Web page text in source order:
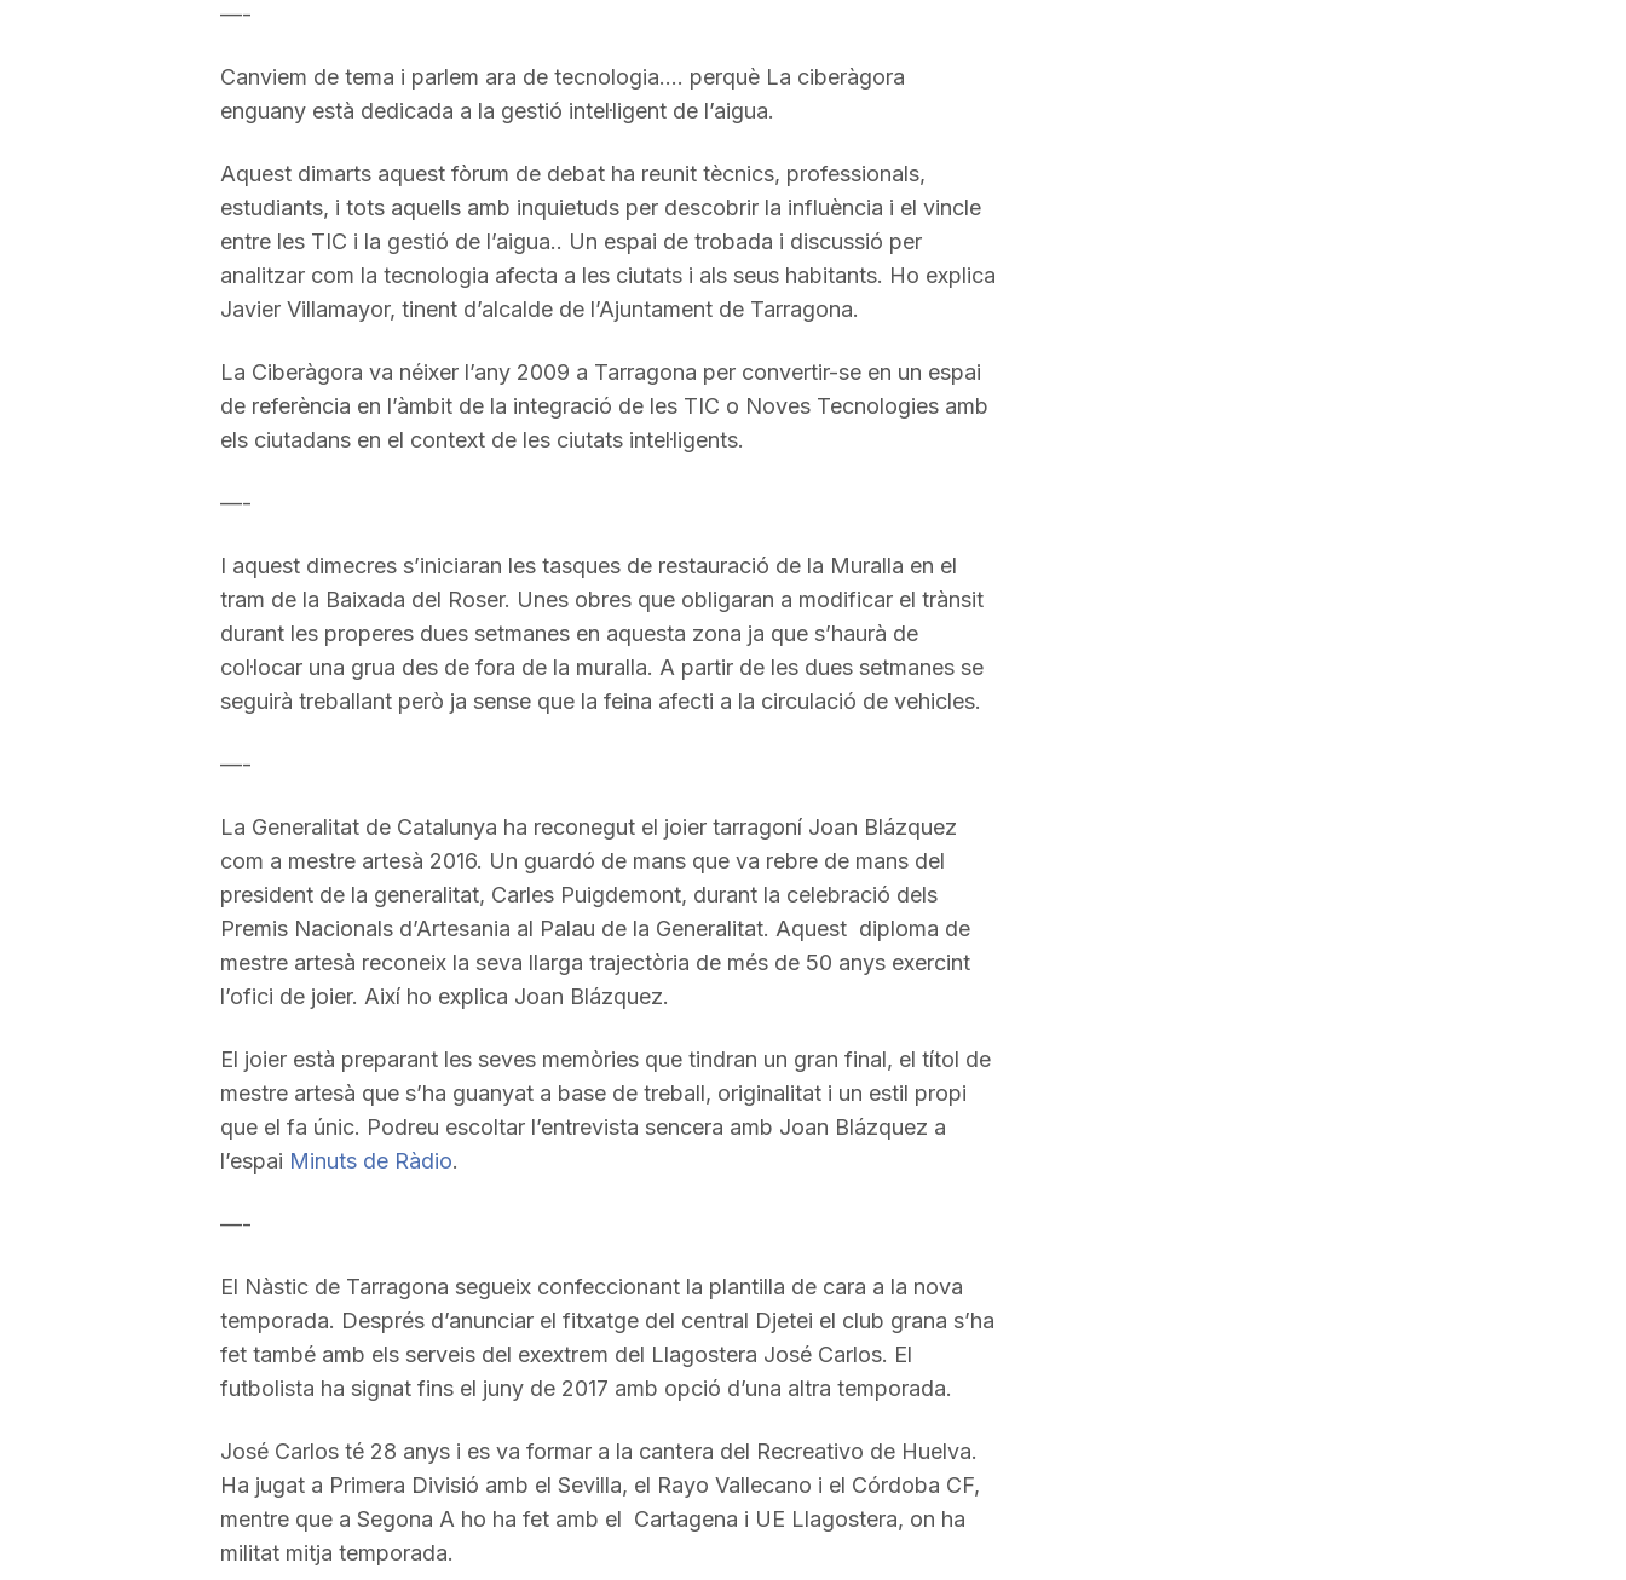
—-
Canviem de tema i parlem ara de tecnologia…. perquè La ciberàgora
enguany està dedicada a la gestió intel·ligent de l’aigua.
Aquest dimarts aquest fòrum de debat ha reunit tècnics, professionals,
estudiants, i tots aquells amb inquietuds per descobrir la influència i el vincle
entre les TIC i la gestió de l’aigua.. Un espai de trobada i discussió per
analitzar com la tecnologia afecta a les ciutats i als seus habitants. Ho explica
Javier Villamayor, tinent d’alcalde de l’Ajuntament de Tarragona.
La Ciberàgora va néixer l’any 2009 a Tarragona per convertir-se en un espai
de referència en l’àmbit de la integració de les TIC o Noves Tecnologies amb
els ciutadans en el context de les ciutats intel·ligents.
—-
I aquest dimecres s’iniciaran les tasques de restauració de la Muralla en el
tram de la Baixada del Roser. Unes obres que obligaran a modificar el trànsit
durant les properes dues setmanes en aquesta zona ja que s’haurà de
col·locar una grua des de fora de la muralla. A partir de les dues setmanes se
seguirà treballant però ja sense que la feina afecti a la circulació de vehicles.
—-
La Generalitat de Catalunya ha reconegut el joier tarragoní Joan Blázquez
com a mestre artesà 2016. Un guardó de mans que va rebre de mans del
president de la generalitat, Carles Puigdemont, durant la celebració dels
Premis Nacionals d’Artesania al Palau de la Generalitat. Aquest diploma de
mestre artesà reconeix la seva llarga trajectòria de més de 50 anys exercint
l’ofici de joier. Així ho explica Joan Blázquez.
El joier està preparant les seves memòries que tindran un gran final, el títol de
mestre artesà que s’ha guanyat a base de treball, originalitat i un estil propi
que el fa únic. Podreu escoltar l’entrevista sencera amb Joan Blázquez a
l’espai Minuts de Ràdio.
—-
El Nàstic de Tarragona segueix confeccionant la plantilla de cara a la nova
temporada. Després d’anunciar el fitxatge del central Djetei el club grana s’ha
fet també amb els serveis del exextrem del Llagostera José Carlos. El
futbolista ha signat fins el juny de 2017 amb opció d’una altra temporada.
José Carlos té 28 anys i es va formar a la cantera del Recreativo de Huelva.
Ha jugat a Primera Divisió amb el Sevilla, el Rayo Vallecano i el Córdoba CF,
mentre que a Segona A ho ha fet amb el Cartagena i UE Llagostera, on ha
militat mitja temporada.